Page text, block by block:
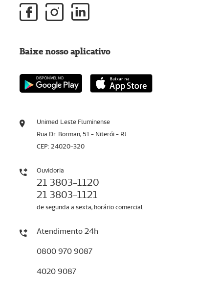
Unimed Leste Fluminense
Rua Dr. Borman, 51 - Niterói - RJ
CEP: 24020-320
Ouvidoria
21 3803-1120
21 3803-1121
de segunda a sexta, horário comercial
Atendimento 24h
0800 970 9087
4020 9087
Baixe nosso aplicativo